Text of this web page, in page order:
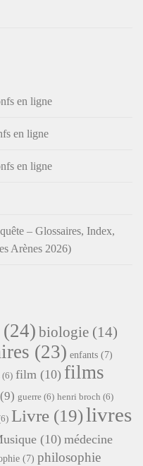
en ligne
en ligne
en ligne
– Glossaires, Index,
Arènes 2026)
(24) biologie (14)
(23) enfants (7)
(6) film (10) films
(9) guerre (6) henri broch (6)
Livre (19)livres
(10) médecine
(7) philosophie